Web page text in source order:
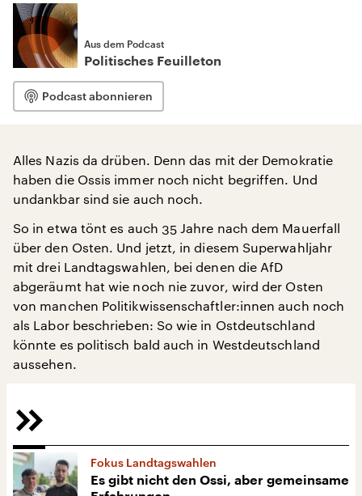
Aus dem Podcast
Politisches Feuilleton
Podcast abonnieren
Alles Nazis da drüben. Denn das mit der Demokratie
haben die Ossis immer noch nicht begriffen. Und
undankbar sind sie auch noch.
So in etwa tönt es auch 35 Jahre nach dem Mauerfall
über den Osten. Und jetzt, in diesem Superwahljahr
mit drei Landtagswahlen, bei denen die AfD
abgeräumt hat wie noch nie zuvor, wird der Osten
von manchen Politikwissenschaftler:innen auch noch
als Labor beschrieben: So wie in Ostdeutschland
könnte es politisch bald auch in Westdeutschland
aussehen.
Fokus Landtagswahlen
Es gibt nicht den Ossi, aber gemeinsame